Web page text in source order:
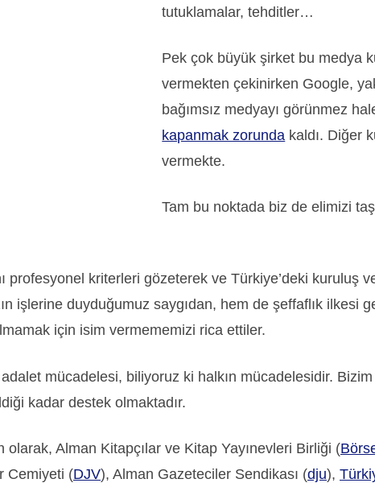
tutuklamalar, tehditler…
Pek çok büyük şirket bu medya
vermekten çekinirken Google,
bağımsız medyayı görünmez
kapanmak zorunda kaldı. Diğer
vermekte.
Tam bu noktada biz de elimizi
profesyonel kriterleri gözeterek ve Türkiye’deki kuruluş
işlerine duyduğumuz saygıdan, hem de şeffaflık ilkesi
için isim vermememizi rica ettiler.
mücadelesi, biliyoruz ki halkın mücadelesidir.
kadar destek olmaktadır.
Alman Kitapçılar ve Kitap Yayınevleri Birliği (
Cemiyeti (DJV), Alman Gazeteciler Sendikası (dju),